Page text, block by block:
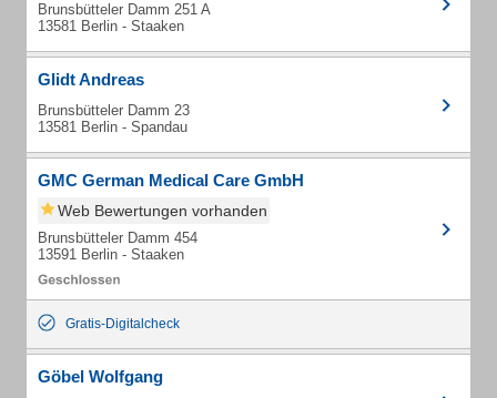
Brunsbütteler Damm 251 A
13581 Berlin - Staaken
Glidt Andreas
Brunsbütteler Damm 23
13581 Berlin - Spandau
GMC German Medical Care GmbH
Web Bewertungen vorhanden
Brunsbütteler Damm 454
13591 Berlin - Staaken
Gratis-Digitalcheck
Göbel Wolfgang